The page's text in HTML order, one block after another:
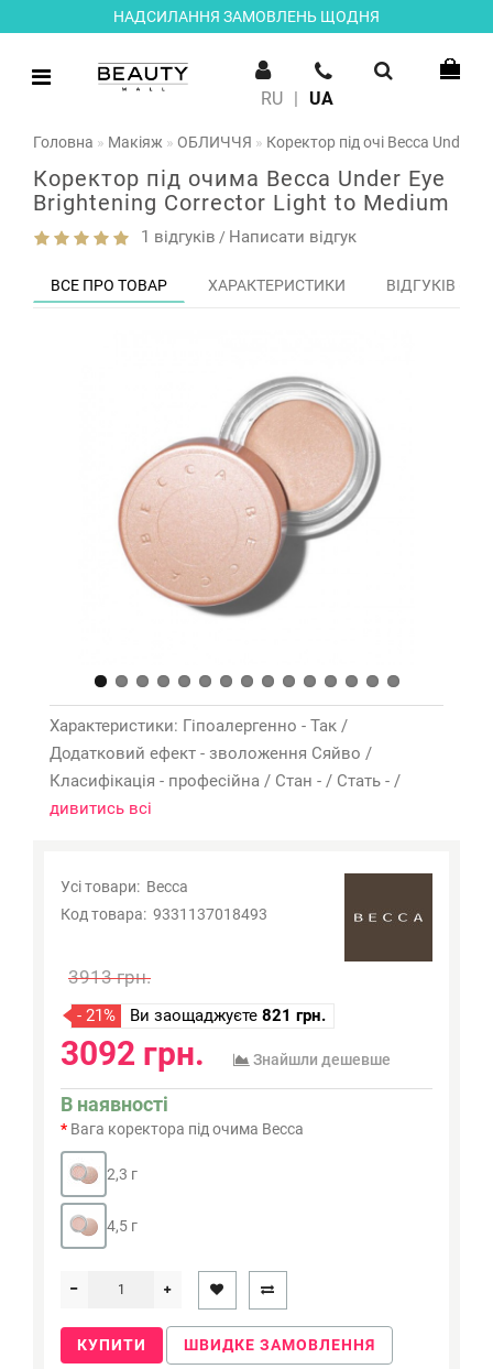
НАДСИЛАННЯ ЗАМОВЛЕНЬ ЩОДНЯ
RU | UA
Головна Макіяж ОБЛИЧЧЯ Коректор під очі Becca Under
Коректор під очима Becca Under Eye
Brightening Corrector Light to Medium
1 відгуків / Написати відгук
ВСЕ ПРО ТОВАР ХАРАКТЕРИСТИКИ ВІДГУКІВ (1)
Характеристики: Гіпоалергенно - Так /
Додатковий ефект - зволоження Сяйво /
Класифікація - професійна / Стан - / Стать - /
дивитись всі
Усі товари: Becca
Код товара: 9331137018493
3913 грн.
- 21% Ви заощаджуєте 821 грн.
3092 грн. Знайшли дешевше
В наявності
Вага коректора під очима Becca
2,3 г
4,5 г
КУПИТИ ШВИДКЕ ЗАМОВЛЕННЯ